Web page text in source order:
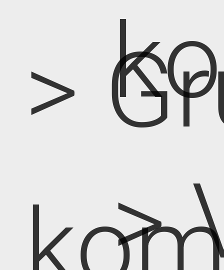
>
>